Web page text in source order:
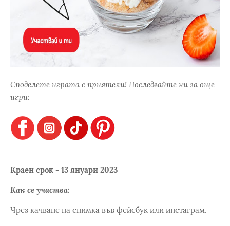
Споделете играта с приятели! Последвайте ни за още
игри:
Краен срок - 13 януари 2023
Как се участва:
Чрез качване на снимка във фейсбук или инстаграм.